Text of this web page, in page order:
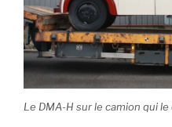
Le DMA-H sur le camion qui le